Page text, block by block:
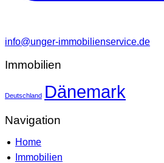
info@unger-immobilienservice.de
Immobilien
Deutschland Dänemark
Navigation
Home
Immobilien